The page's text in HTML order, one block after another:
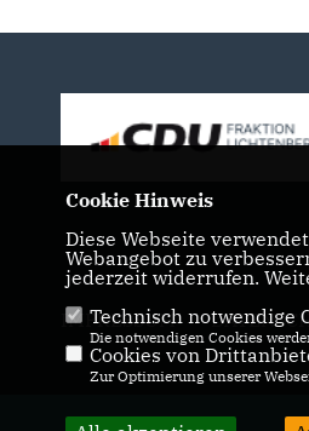
IMPRESSUM
Cookie Hinweis
Diese Webseite
Webangebot zu
jederzeit widerrufen.
Technisch notwendige
Die notwendigen Cookies
Cookies von
Zur Optimierung unserer